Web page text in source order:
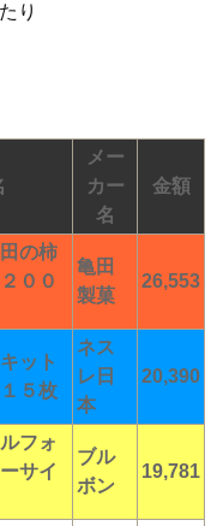
り
メー
カー
名
金額
の柿
００
亀田
製菓
26,553
ット
５枚
ネス
レ日
本
20,390
フォ
サイ
ブル
ボン
19,781